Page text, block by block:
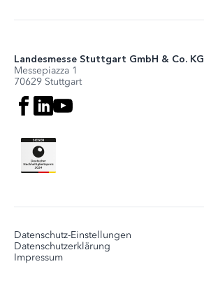
Landesmesse Stuttgart GmbH & Co. KG
Messepiazza 1
70629 Stuttgart
Datenschutz-Einstellungen
Datenschutzerklärung
Impressum